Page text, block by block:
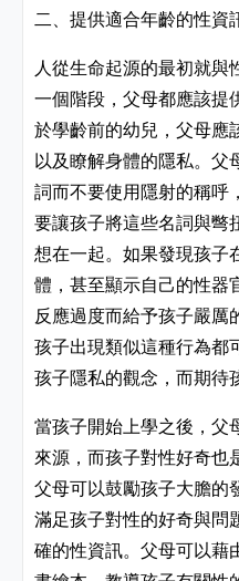
二、提供適合年齡的性資
人從生命起源的最初就與
一個階段，父母都應該提
於學齡前的幼兒，父母應
以及瞭解身體的隱私。父
詞而不要使用隱射的稱呼
要讓孩子將這些名詞與彆
想在一起。如果發現孩子
體，甚至顯示自己的性器
反應過度而給予孩子嚴厲
孩子出現類似這種行為都
孩子隱私的觀念，而期待
當孩子開始上學之後，父
來源，而孩子對性好奇也
父母可以鼓勵孩子大膽的
滿足孩子對性的好奇與問
確的性資訊。父母可以藉